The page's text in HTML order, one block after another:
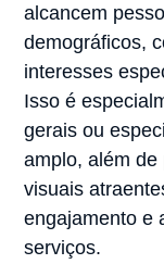
alcancem
demográficos,
interesses
Isso é
gerais ou
amplo, além
visuais
engajamento e
serviços.